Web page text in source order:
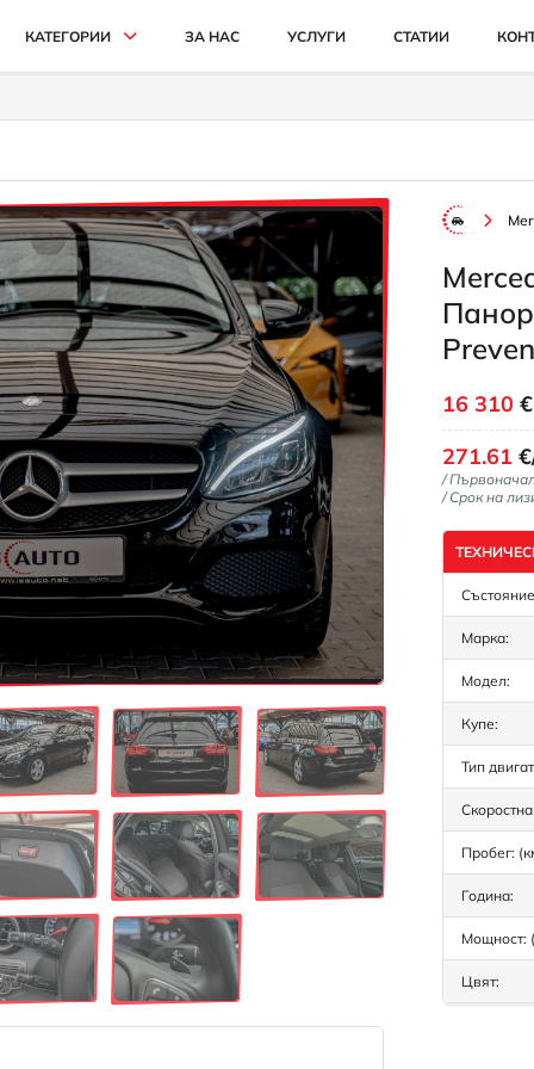
КАТЕГОРИИ
АВТОМОБИЛИ И ДЖИПОВЕ
КАМИОНИ
СЕЛСКОСТОПАНСКИ
ИНДУСТРИАЛНИ
КАРИ
ЗА НАС УСЛУГИ СТАТИИ
16 310
271.61
/
/ Срок на
Марка:
Модел:
Купе:
Тип
Пробег:
Година:
Мощност:
Цвят: